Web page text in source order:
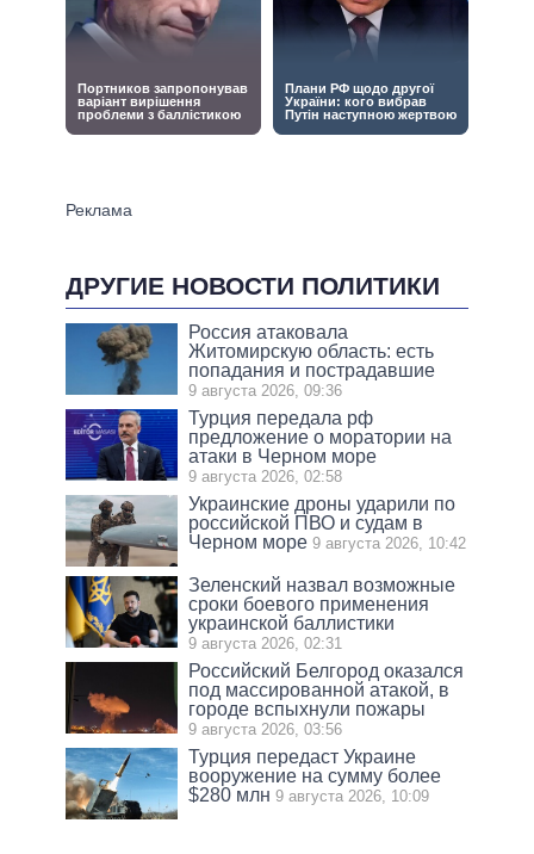
ДРУГИЕ НОВОСТИ ПОЛИТИКИ
Россия атаковала
Житомирскую область: есть
попадания и пострадавшие
9 августа 2026, 09:36
Турция передала рф
предложение о моратории на
атаки в Черном море
9 августа 2026, 02:58
Украинские дроны ударили по
российской ПВО и судам в
Черном море 9 августа 2026, 10:42
Зеленский назвал возможные
сроки боевого применения
украинской баллистики
9 августа 2026, 02:31
Российский Белгород оказался
под массированной атакой, в
городе вспыхнули пожары
9 августа 2026, 03:56
Турция передаст Украине
вооружение на сумму более
$280 млн 9 августа 2026, 10:09